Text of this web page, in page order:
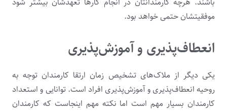
موفقیتشان حتمی خواهد بود.
انعطاف‌پذیری و آموزش‌پذیری
یکی دیگر از ملاک‌های تشخیص زمان ارتقا کارمندان توجه به
روحیه انعطاف‌پذیری و آموزش‌پذیری افراد است. توانایی و استعداد
کارمندان بسیار مهم است اما نکته مهم اینجاست که کارمندان